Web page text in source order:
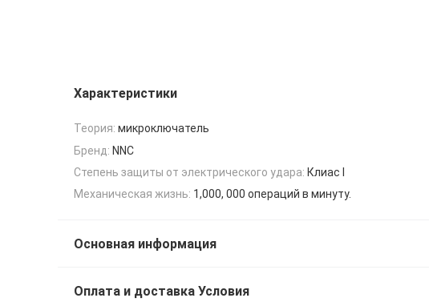
Характеристики
Теория: микроключатель
Бренд: NNC
Степень защиты от электрического удара: Клиас I
Механическая жизнь: 1,000, 000 операций в минуту.
Основная информация
Оплата и доставка Условия